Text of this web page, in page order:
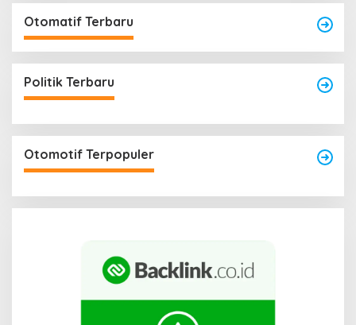
Otomatif Terbaru
Politik Terbaru
Otomotif Terpopuler